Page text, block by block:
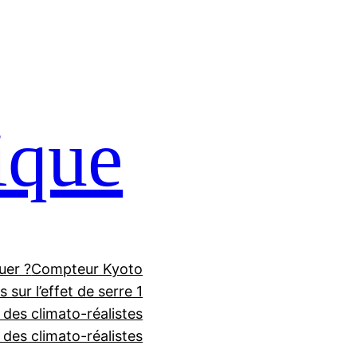
?Compteur Kyoto
sur l’effet de serre 1
climato-réalistes
climato-réalistes